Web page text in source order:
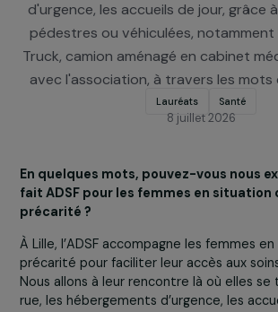
aux soins et à leurs droits, en
où elles se trouvent : dans la
d'urgence, les accueils de jour,
pédestres ou véhiculées,
Truck, camion aménagé en
8 juillet 2026
En quelques mots, pouvez-vous
fait ADSF pour les femmes en
précarité ?